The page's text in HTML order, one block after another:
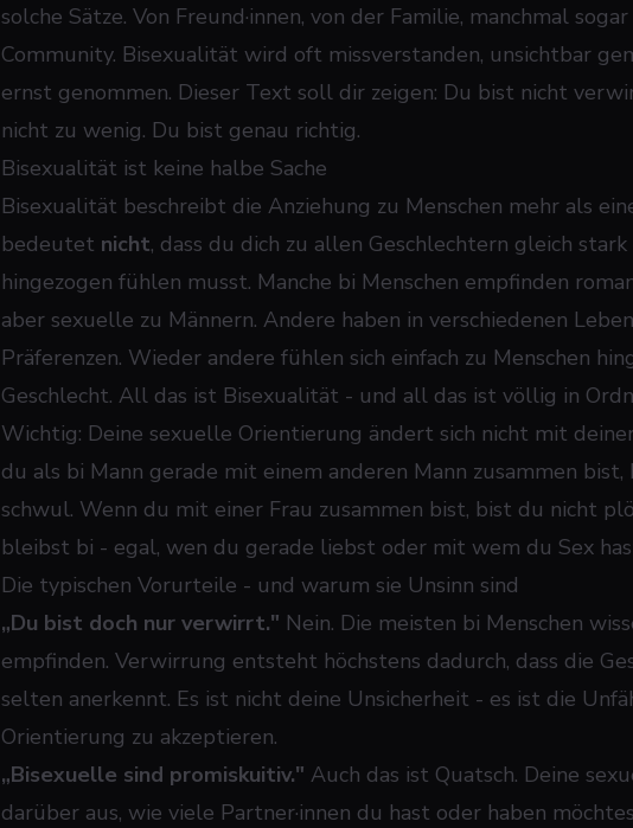
solche Sätze. Von Freund·innen, von der Familie, manchmal
Community. Bisexualität wird oft missverstanden, unsichtbar
ernst genommen. Dieser Text soll dir zeigen: Du bist nicht
nicht zu wenig. Du bist genau richtig.
Bisexualität ist keine halbe Sache
Bisexualität beschreibt die Anziehung zu Menschen mehr als
bedeutet nicht, dass du dich zu allen Geschlechtern gleich
hingezogen fühlen musst. Manche bi Menschen empfinden
aber sexuelle zu Männern. Andere haben in verschiedenen
Präferenzen. Wieder andere fühlen sich einfach zu Menschen
Geschlecht. All das ist Bisexualität - und all das ist völlig in
Wichtig: Deine sexuelle Orientierung ändert sich nicht mit
du als bi Mann gerade mit einem anderen Mann zusammen
schwul. Wenn du mit einer Frau zusammen bist, bist du nicht
bleibst bi - egal, wen du gerade liebst oder mit wem du Sex
Die typischen Vorurteile - und warum sie Unsinn sind
„Du bist doch nur verwirrt." Nein. Die meisten bi Menschen
empfinden. Verwirrung entsteht höchstens dadurch, dass die
selten anerkennt. Es ist nicht deine Unsicherheit - es ist die
Orientierung zu akzeptieren.
„Bisexuelle sind promiskuitiv." Auch das ist Quatsch. Deine
darüber aus, wie viele Partner·innen du hast oder haben